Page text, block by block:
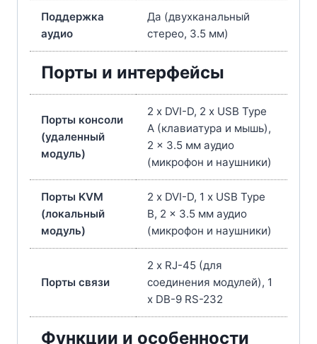
Поддержка
аудио
Да (двухканальный
стерео, 3.5 мм)
Порты и интерфейсы
Порты консоли
(удаленный
модуль)
2 x DVI-D, 2 x USB Type
A (клавиатура и мышь),
2 x 3.5 мм аудио
(микрофон и наушники)
Порты KVM
(локальный
модуль)
2 x DVI-D, 1 x USB Type
B, 2 x 3.5 мм аудио
(микрофон и наушники)
Порты связи
2 x RJ-45 (для
соединения модулей), 1
x DB-9 RS-232
Функции и особенности